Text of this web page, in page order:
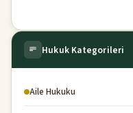
Hukuk Kategorileri
Aile Hukuku